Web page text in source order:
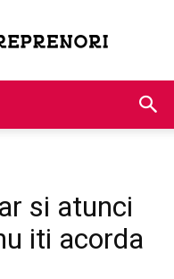
si atunci
iti acorda